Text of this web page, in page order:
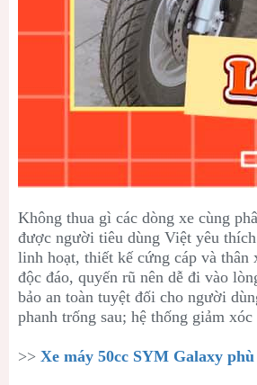
Không thua gì các dòng xe cùng
được người tiêu dùng Việt yêu
linh hoạt, thiết kế cứng cáp và
độc đáo, quyến rũ nên dễ đi vào
bảo an toàn tuyệt đối cho người
phanh trống sau; hệ thống giảm xóc
>> Xe máy 50cc SYM Galaxy